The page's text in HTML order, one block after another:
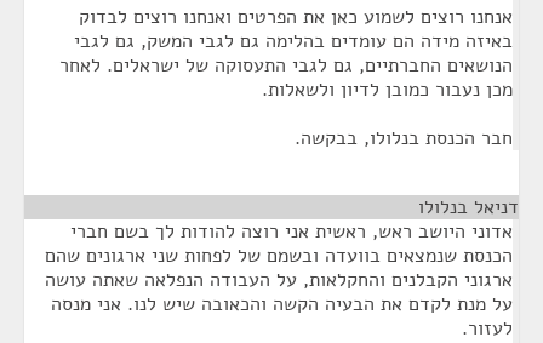
אנחנו רוצים לשמוע כאן את הפרטים ואנחנו רוצים לבדוק
באיזה מידה הם עומדים בהלימה גם לגבי המשק, גם לגבי
הנושאים החברתיים, גם לגבי התעסוקה של ישראלים. לאחר
מכן נעבור כמובן לדיון ולשאלות.
חבר הכנסת בנלולו, בבקשה.
דניאל בנלולו
אדוני היושב ראש, ראשית אני רוצה להודות לך בשם חברי
הכנסת שנמצאים בוועדה ובשמם של לפחות שני ארגונים שהם
ארגוני הקבלנים והחקלאות, על העבודה הנפלאה שאתה עושה
על מנת לקדם את הבעיה הקשה והכאובה שיש לנו. אני מנסה
לעזור.